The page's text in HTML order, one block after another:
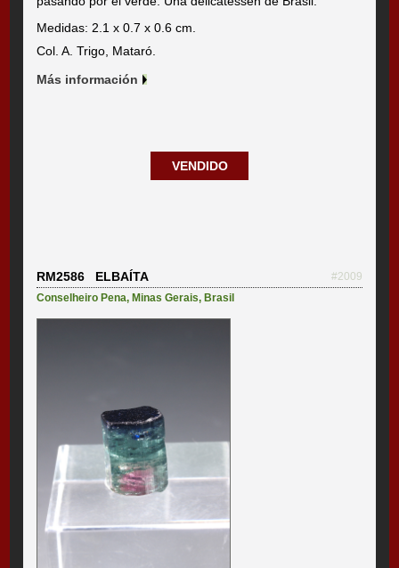
Medidas: 2.1 x 0.7 x 0.6 cm.
Col. A. Trigo, Mataró.
Más información
VENDIDO
RM2586 ELBAÍTA
#2009
Conselheiro Pena, Minas Gerais, Brasil